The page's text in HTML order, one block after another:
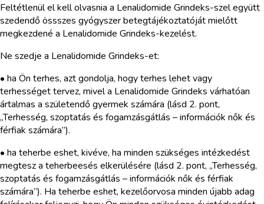
Feltétlenül el kell olvasnia a Lenalidomide Grindeks-szel együtt
szedendő össszes gyógyszer betegtájékoztatóját mielőtt
megkezdené a Lenalidomide Grindeks-kezelést.
Ne szedje a Lenalidomide Grindeks-et:
• ha Ön terhes, azt gondolja, hogy terhes lehet vagy
terhességet tervez, mivel a Lenalidomide Grindeks várhatóan
ártalmas a születendő gyermek számára (lásd 2. pont,
„Terhesség, szoptatás és fogamzásgátlás – információk nők és
férfiak számára”).
• ha teherbe eshet, kivéve, ha minden szükséges intézkedést
megtesz a teherbeesés elkerülésére (lásd 2. pont, „Terhesség,
szoptatás és fogamzásgátlás – információk nők és férfiak
számára”). Ha teherbe eshet, kezelőorvosa minden újabb adag